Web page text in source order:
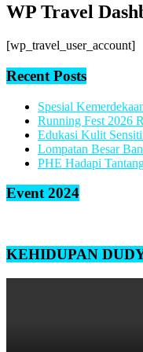
WP Travel
[wp_travel_user_account]
Recent Posts
Spesial
Running Fest 2026
Edukasi Kulit
Lompatan Besar
PHE Hadapi
Event 2024
KEHIDUPAN